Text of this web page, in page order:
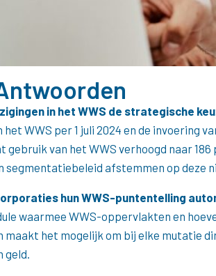
in het WWS de strategische
het WWS per 1 juli 2024 en de invoering
van het WWS verhoogd naar
segmentatiebeleid afstemmen op deze
hun WWS-puntentelling
waarmee WWS-oppervlakten en
maakt het mogelijk om bij elke mutatie
geld.